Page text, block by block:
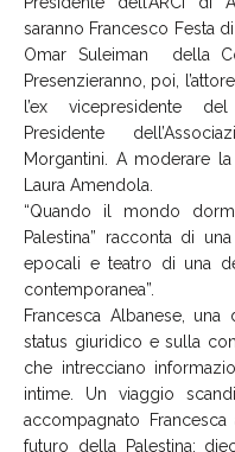
saranno Francesco Festa
Omar Suleiman della
Presenzieranno, poi,
l’ex vicepresidente
Presidente
Morgantini. A moderare
Laura Amendola.
“Quando il mondo
Palestina” racconta di
epocali e teatro di una
contemporanea”.
Francesca Albanese,
status giuridico e sulla
che intrecciano
intime. Un viaggio
accompagnato
futuro della Palestina: